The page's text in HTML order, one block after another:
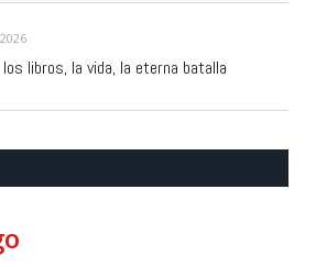
los libros, la vida, la eterna batalla